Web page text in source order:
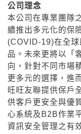
公司理念
本公司在專業團隊
續推出多元化的保
(COVID-19)在全
品。未來更將以「
向，針對不同市場
更多元的選擇，進
旺旺友聯提供保戶
供客戶更安全與優
心系統及B2B作業
資訊安全管理之有